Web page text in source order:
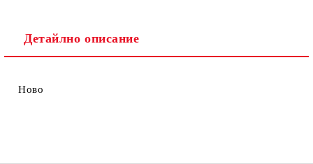
Детайлно описание
Ново